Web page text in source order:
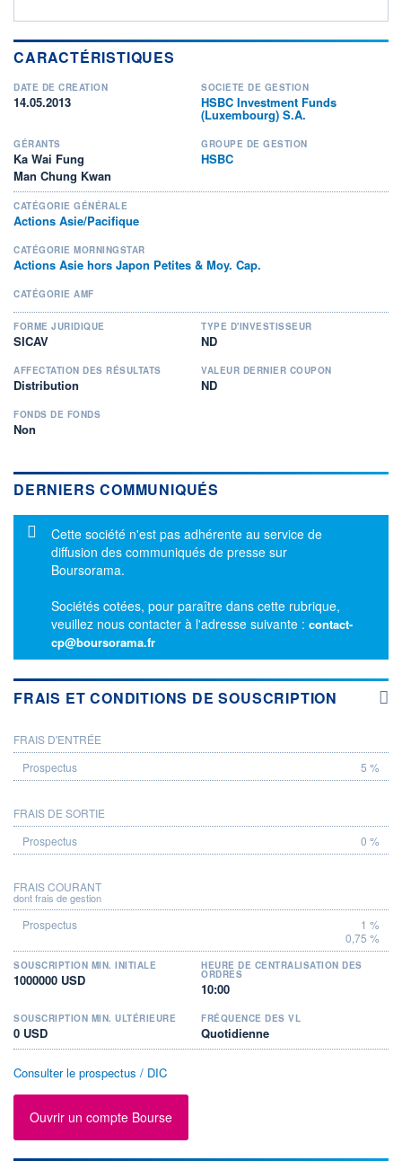
CARACTÉRISTIQUES
DATE DE CRÉATION
14.05.2013
SOCIÉTÉ DE GESTION
HSBC Investment Funds
(Luxembourg) S.A.
GÉRANTS
Ka Wai Fung
Man Chung Kwan
GROUPE DE GESTION
HSBC
CATÉGORIE GÉNÉRALE
Actions Asie/Pacifique
CATÉGORIE MORNINGSTAR
Actions Asie hors Japon Petites & Moy. Cap.
CATÉGORIE AMF
FORME JURIDIQUE
SICAV
TYPE D'INVESTISSEUR
ND
AFFECTATION DES RÉSULTATS
Distribution
VALEUR DERNIER COUPON
ND
FONDS DE FONDS
Non
DERNIERS COMMUNIQUÉS
Message d'information
Cette société n'est pas adhérente au service de
diffusion des communiqués de presse sur
Boursorama.
Sociétés cotées, pour paraître dans cette rubrique,
veuillez nous contacter à l'adresse suivante : contact-
cp@boursorama.fr
FRAIS ET CONDITIONS DE SOUSCRIPTION
PROSPECTUS
FRAIS D'ENTRÉE
5 %
FRAIS DE SORTIE
0 %
FRAIS COURANT
dont frais de gestion
1 %
0,75 %
SOUSCRIPTION MIN. INITIALE
1000000 USD
HEURE DE CENTRALISATION DES
ORDRES
10:00
SOUSCRIPTION MIN. ULTÉRIEURE
0 USD
FRÉQUENCE DES VL
Quotidienne
Consulter le prospectus / DIC
Ouvrir un compte Bourse